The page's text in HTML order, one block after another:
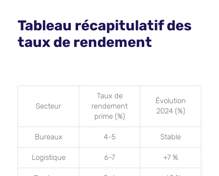
Tableau récapitulatif des
taux de rendement
Secteur
Taux de
rendement
prime (%)
Évolution
2024 (%)
Bureaux 4-5 Stable
Logistique 6-7 +7 %